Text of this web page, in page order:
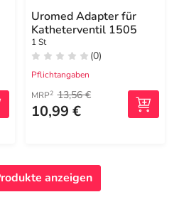
Uromed Adapter für
Katheterventil 1505
1 St
(0)
Pflichtangaben
MRP2 13,56 €
10,99 €
anzeigen